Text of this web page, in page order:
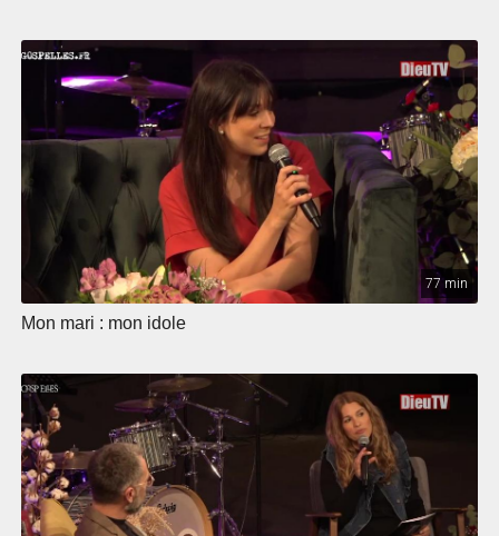
77 min
Mon mari : mon idole